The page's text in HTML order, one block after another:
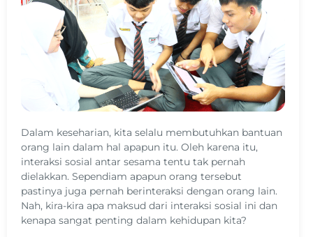
Dalam keseharian, kita selalu membutuhkan bantuan
orang lain dalam hal apapun itu. Oleh karena itu,
interaksi sosial antar sesama tentu tak pernah
dielakkan. Sependiam apapun orang tersebut
pastinya juga pernah berinteraksi dengan orang lain.
Nah, kira-kira apa maksud dari interaksi sosial ini dan
kenapa sangat penting dalam kehidupan kita?